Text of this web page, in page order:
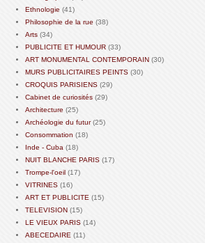
Ethnologie (41)
Philosophie de la rue (38)
Arts (34)
PUBLICITE ET HUMOUR (33)
ART MONUMENTAL CONTEMPORAIN (30)
MURS PUBLICITAIRES PEINTS (30)
CROQUIS PARISIENS (29)
Cabinet de curiosités (29)
Architecture (25)
Archéologie du futur(25)
Consommation (18)
Inde - Cuba (18)
NUIT BLANCHE PARIS (17)
Trompe-l'oeil (17)
VITRINES (16)
ART ET PUBLICITE (15)
TELEVISION (15)
LE VIEUX PARIS (14)
ABECEDAIRE (11)